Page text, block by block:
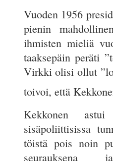
Vuoden 1956
pienin
ihmisten mieliä
taaksepäin peräti
Virkki olisi ollut
toivoi, että
Kekkonen astui
sisäpoliittisissa
töistä pois noin
seurauksena